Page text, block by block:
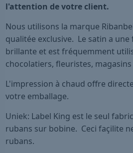
l'attention de votre client.
Nous utilisons la marque
qualitée exclusive. Le satin a
brillante et est fréquemment
chocolatiers, fleuristes, magasins
L'impression à chaud offre
votre emballage.
Uniek: Label King est le seul
rubans sur bobine. Ceci façilite
rubans.